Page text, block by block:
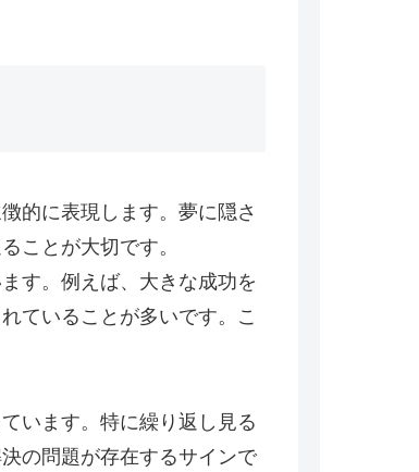
的に表現します。夢に隠さ
ことが大切です。
す。例えば、大きな成功を
ていることが多いです。こ
います。特に繰り返し見る
の問題が存在するサインで